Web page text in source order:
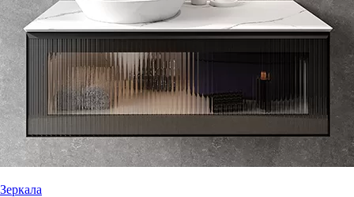
Зеркала